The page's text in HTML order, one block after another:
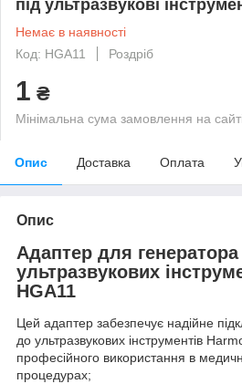
під ультразвукові
Немає в наявності
Код: HGA11
Роздріб
1 ₴
Мінімальна сума замовлення на
Опис Доставка Оплата
Опис
Адаптер для
ультразвукових
HGA11
Цей адаптер забезпечує надійне
до ультразвукових інструментів
професійного використання в
процедурах;